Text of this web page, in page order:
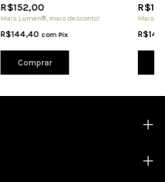
R$152,00
Mais Lumen®, mais desconto!
R$144,40 com Pix
Comprar
Mais